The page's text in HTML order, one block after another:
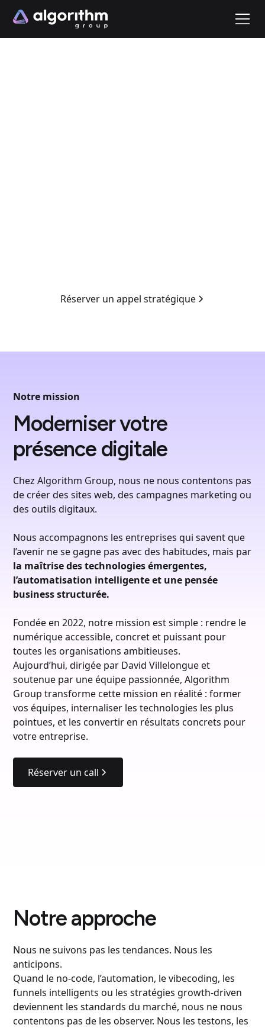
Réserver un appel stratégique
Notre mission
Moderniser votre
présence digitale
Chez Algorithm Group, nous ne nous contentons pas
de créer des sites web, des campagnes marketing ou
des outils digitaux.
Nous accompagnons les entreprises qui savent que
l’avenir ne se gagne pas avec des habitudes, mais par
la maîtrise des technologies émergentes,
l’automatisation intelligente et une pensée
business structurée.
Fondée en 2022, notre mission est simple : rendre le
numérique accessible, concret et puissant pour
toutes les organisations ambitieuses.
Aujourd’hui, dirigée par David Villelongue et
soutenue par une équipe passionnée, Algorithm
Group transforme cette mission en réalité : former
vos équipes, internaliser les technologies les plus
pointues, et les convertir en résultats concrets pour
votre entreprise.
Réserver un call
Notre approche
Nous ne suivons pas les tendances. Nous les
anticipons.
Quand le no-code, l’automation, le vibecoding, les
funnels intelligents ou les stratégies growth-driven
deviennent les standards du marché, nous ne nous
contentons pas de les observer. Nous les testons, les